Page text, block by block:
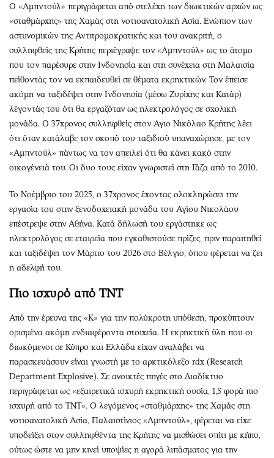
Ο «Αμπντούλ» περιγράφεται από στελέχη των διωκτικών αρχών ως
«σταθμάρχης» της Χαμάς στη νοτιοανατολική Ασία. Ενώπιον των
αστυνομικών της Αντιτρομοκρατικής και του ανακριτή, ο
συλληφθείς της Κρήτης περιέγραψε τον «Αμπντούλ» ως το άτομο
που τον παρέσυρε στην Ινδονησία και στη συνέχεια στη Μαλαισία
πείθοντάς τον να εκπαιδευθεί σε θέματα εκρηκτικών. Τον έπεισε
ακόμη να ταξιδέψει στην Ινδονησία (μέσω Ζυρίχης και Κατάρ)
λέγοντάς του ότι θα εργαζόταν ως ηλεκτρολόγος σε σχολική
μονάδα. Ο 37χρονος συλληφθείς στον Αγιο Νικόλαο Κρήτης λέει
ότι όταν κατάλαβε τον σκοπό του ταξιδιού υπαναχώρησε, με τον
«Αμπντούλ» πάντως να τον απειλεί ότι θα κάνει κακό στην
οικογένειά του. Οι δυο τους είχαν γνωριστεί στη Γάζα από το 2010.
Το Νοέμβριο του 2025, ο 37χρονος έχοντας ολοκληρώσει την
εργασία του στην ξενοδοχειακή μονάδα του Αγίου Νικολάου
επέστρεψε στην Αθήνα. Κατά δήλωσή του εργάστηκε ως
ηλεκτρολόγος σε εταιρεία που εγκαθιστούσε πρίζες, πριν παραιτηθεί
και ταξιδέψει τον Μάρτιο του 2026 στο Βέλγιο, όπου φέρεται να ζει
η αδελφή του.
Πιο ισχυρό από ΤΝΤ
Από την έρευνα της «Κ» για την πολύκροτη υπόθεση, προκύπτουν
ορισμένα ακόμη ενδιαφέροντα στοιχεία. Η εκρηκτική ύλη που οι
διωκόμενοι σε Κύπρο και Ελλάδα είχαν αναλάβει να
παρασκευάσουν είναι γνωστή με το αρκτικόλεξο rdx (Research
Department Explosive). Σε ανοικτές πηγές στο Διαδίκτυο
περιγράφεται ως «εξαιρετικά ισχυρή εκρηκτική ουσία, 1,5 φορά πιο
ισχυρή από το ΤΝΤ». Ο λεγόμενος «σταθμάρχης» της Χαμάς στη
νοτιοανατολική Ασία, Παλαιστίνιος «Αμπντούλ», φέρεται να είχε
υποδείξει στον συλληφθέντα της Κρήτης να μισθώσει σπίτι με κήπο,
ούτως ώστε να μην κινεί υποψίες η αγορά λιπάσματος για την